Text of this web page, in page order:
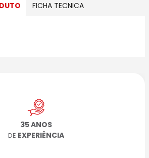
FICHA TECNICA
35 ANOS
DE EXPERIÊNCIA